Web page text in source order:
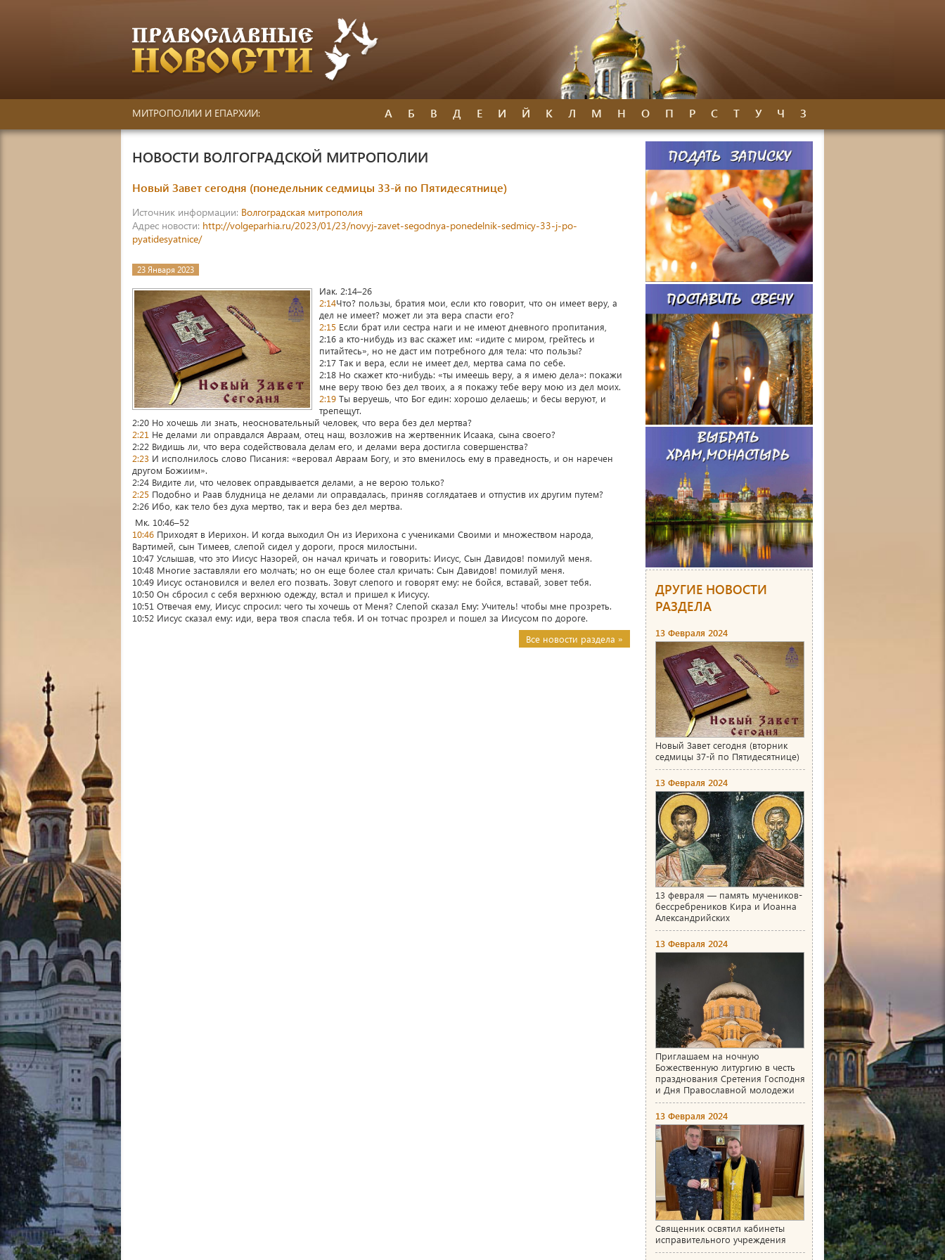
МИТРОПОЛИИ И ЕПАРХИИ: А Б В Д Е И Й К Л М Н О П Р С Т У Ч З
НОВОСТИ ВОЛГОГРАДСКОЙ МИТРОПОЛИИ
Новый Завет сегодня (понедельник седмицы 33-й по Пятидесятнице)
Источник информации: Волгоградская митрополия
Адрес новости: http://volgeparhia.ru/2023/01/23/novyj-zavet-segodnya-ponedelnik-sedmicy-33-j-po-
pyatidesyatnice/
23 Января 2023
Иак. 2:14–26
2:14Что? пользы, братия мои, если кто говорит, что он имеет веру, а
дел не имеет? может ли эта вера спасти его?
2:15 Если брат или сестра наги и не имеют дневного пропитания,
2:16 а кто-нибудь из вас скажет им: «идите с миром, грейтесь и
питайтесь», но не даст им потребного для тела: что пользы?
2:17 Так и вера, если не имеет дел, мертва сама по себе.
2:18 Но скажет кто-нибудь: «ты имеешь веру, а я имею дела»: покажи
мне веру твою без дел твоих, а я покажу тебе веру мою из дел моих.
2:19 Ты веруешь, что Бог един: хорошо делаешь; и бесы веруют, и
трепещут.
2:20 Но хочешь ли знать, неосновательный человек, что вера без дел мертва?
2:21 Не делами ли оправдался Авраам, отец наш, возложив на жертвенник Исаака, сына своего?
2:22 Видишь ли, что вера содействовала делам его, и делами вера достигла совершенства?
2:23 И исполнилось слово Писания: «веровал Авраам Богу, и это вменилось ему в праведность, и он наречен
другом Божиим».
2:24 Видите ли, что человек оправдывается делами, а не верою только?
2:25 Подобно и Раав блудница не делами ли оправдалась, приняв соглядатаев и отпустив их другим путем?
2:26 Ибо, как тело без духа мертво, так и вера без дел мертва.
Мк. 10:46–52
10:46 Приходят в Иерихон. И когда выходил Он из Иерихона с учениками Своими и множеством народа,
Вартимей, сын Тимеев, слепой сидел у дороги, прося милостыни.
10:47 Услышав, что это Иисус Назорей, он начал кричать и говорить: Иисус, Сын Давидов! помилуй меня.
10:48 Многие заставляли его молчать; но он еще более стал кричать: Сын Давидов! помилуй меня.
10:49 Иисус остановился и велел его позвать. Зовут слепого и говорят ему: не бойся, вставай, зовет тебя.
10:50 Он сбросил с себя верхнюю одежду, встал и пришел к Иисусу.
10:51 Отвечая ему, Иисус спросил: чего ты хочешь от Меня? Слепой сказал Ему: Учитель! чтобы мне прозреть.
10:52 Иисус сказал ему: иди, вера твоя спасла тебя. И он тотчас прозрел и пошел за Иисусом по дороге.
Все новости раздела »
ДРУГИЕ НОВОСТИ
РАЗДЕЛА
13 Февраля 2024
Новый Завет сегодня (вторник
седмицы 37-й по Пятидесятнице)
13 Февраля 2024
13 февраля — память мучеников-
бессребреников Кира и Иоанна
Александрийских
13 Февраля 2024
Приглашаем на ночную
Божественную литургию в честь
празднования Сретения Господня
и Дня Православной молодежи
13 Февраля 2024
Священник освятил кабинеты
исправительного учреждения